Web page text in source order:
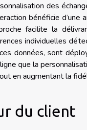
des
bénéficie d’une
facilite la
individuelles
données, sont
que la
en augmentant la
du client